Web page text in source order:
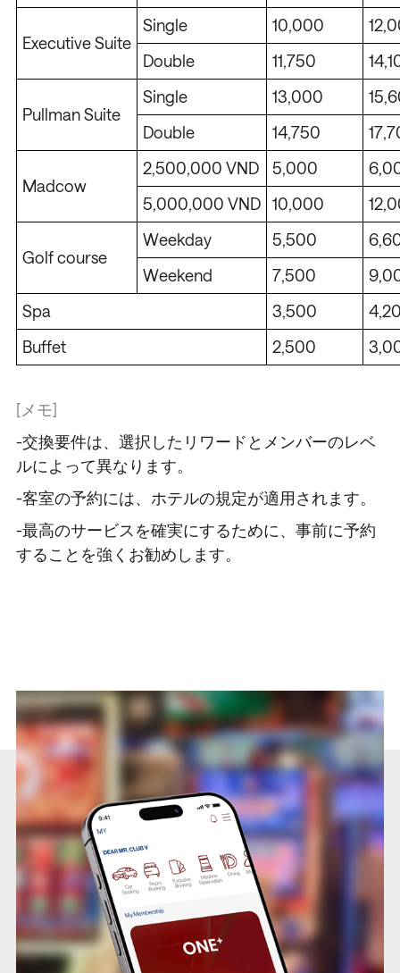
/ / / /
Executive Suite
Single 10,000
Double
11,750
Pullman Suite
Single 13,000
Double
14,750
Madcow
2,500,000 VND 5,000
5,000,000 VND
10,000
Golf course
Weekday 5,500
Weekend
7,500
Spa
3,500
Buffet
2,500
[メモ]
-交換要件は、選択したリワードとメンバーのレベ
ルによって異なります。
-客室の予約には、ホテルの規定が適用されます。
-最高のサービスを確実にするために、事前に予約
することを強くお勧めします。